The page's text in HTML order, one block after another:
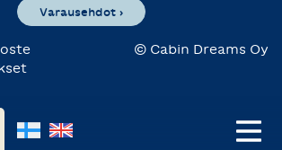
Varausehdot ›
© Cabin Dreams Oy